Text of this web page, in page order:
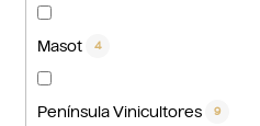
Masot 4
Península Vinicultores 9